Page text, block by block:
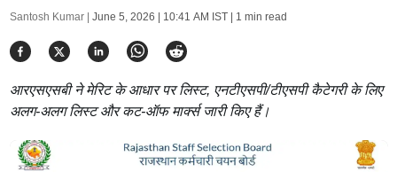
Santosh Kumar | June 5, 2026 | 10:41 AM IST| 1 min read
आरएसएसबी ने मेरिट के आधार पर लिस्ट, एनटीएसपी/टीएसपी कैटेगरी के लिए
अलग-अलग लिस्ट और कट-ऑफ मार्क्स जारी किए हैं।